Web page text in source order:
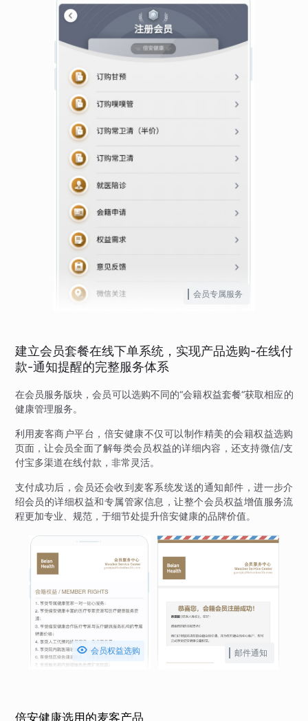
会员专属服务
建立会员套餐在线下单系统，实现产品选购-在线付
款-通知提醒的完整服务体系
在会员服务版块，会员可以选购不同的“会籍权益套餐“获取相应的
健康管理服务。
利用麦客商户平台，倍安健康不仅可以制作精美的会籍权益选购
页面，让会员全面了解每类会员权益的详细内容，还支持微信/支
付宝多渠道在线付款，非常灵活。
支付成功后，会员还会收到麦客系统发送的通知邮件，进一步介
绍会员的详细权益和专属管家信息，让整个会员权益增值服务流
程更加专业、规范，于细节处提升倍安健康的品牌价值。
 会员权益选购 邮件通知
倍安健康选用的麦客产品